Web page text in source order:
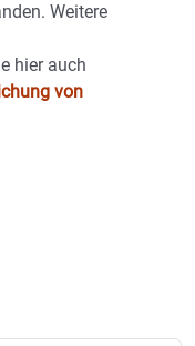
Weitere
hier auch
von